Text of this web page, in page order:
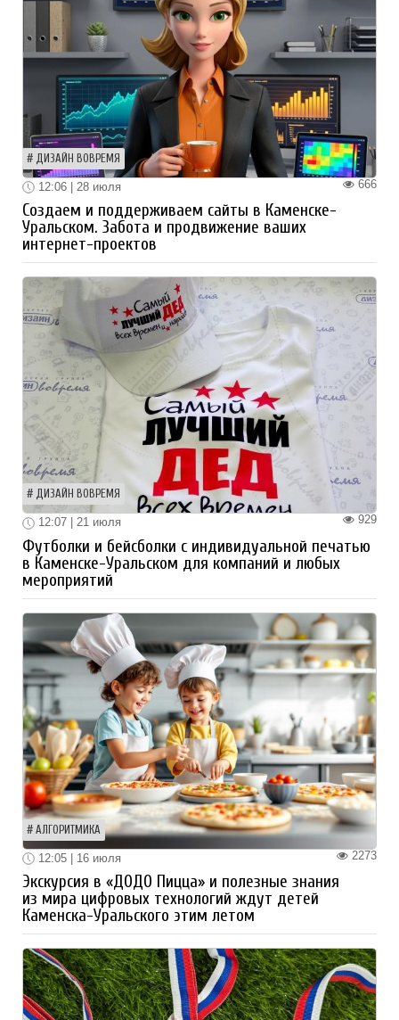
ДИЗАЙН ВОВРЕМЯ
666
12:06 | 28 июля
Создаем и поддерживаем сайты в Каменске-
Уральском. Забота и продвижение ваших
интернет-проектов
ДИЗАЙН ВОВРЕМЯ
929
12:07 | 21 июля
Футболки и бейсболки с индивидуальной печатью
в Каменске-Уральском для компаний и любых
мероприятий
АЛГОРИТМИКА
2273
12:05 | 16 июля
Экскурсия в «ДОДО Пицца» и полезные знания
из мира цифровых технологий ждут детей
Каменска-Уральского этим летом